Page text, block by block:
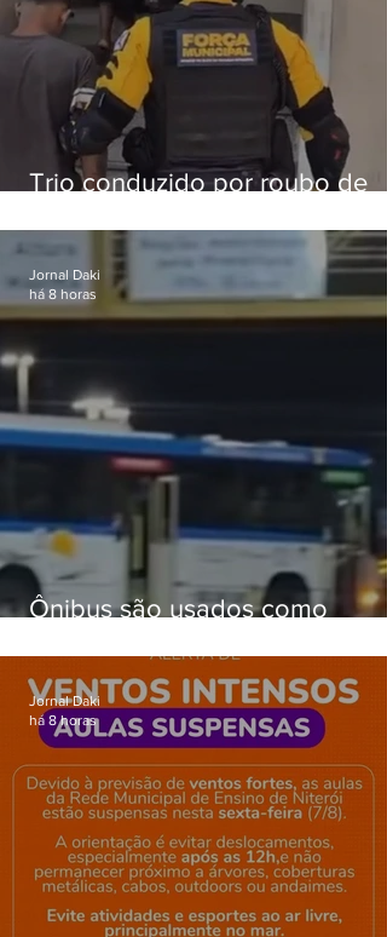
Trio conduzido por roubo de
passagens
Ônibus são usados como
Gardênia Azul
Jornal Daki
há 8 horas
Jornal Daki
há 8 horas